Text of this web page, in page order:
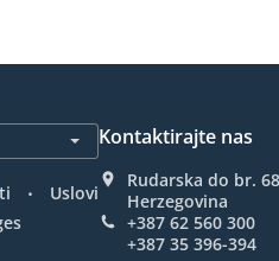
.
Uslovi
Kontaktirajte nas
Rudarska do br.
Herzegovina
+387 62 560 300
+387 35 396-394